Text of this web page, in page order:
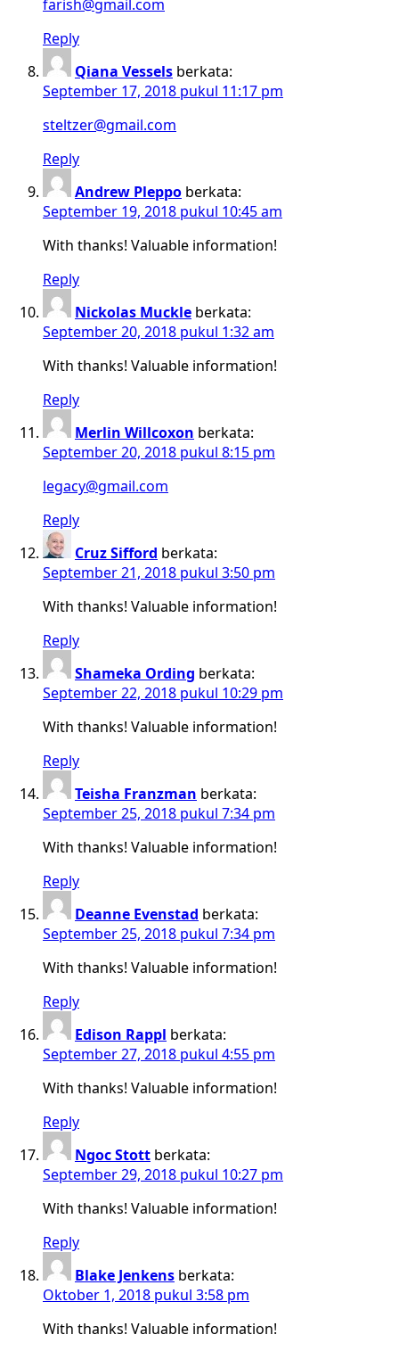
farish@gmail.com
Reply
Qiana Vessels berkata:
September 17, 2018 pukul 11:17 pm
steltzer@gmail.com
Reply
Andrew Pleppo berkata:
September 19, 2018 pukul 10:45 am
With thanks! Valuable information!
Reply
Nickolas Muckle berkata:
September 20, 2018 pukul 1:32 am
With thanks! Valuable information!
Reply
Merlin Willcoxon berkata:
September 20, 2018 pukul 8:15 pm
legacy@gmail.com
Reply
Cruz Sifford berkata:
September 21, 2018 pukul 3:50 pm
With thanks! Valuable information!
Reply
Shameka Ording berkata:
September 22, 2018 pukul 10:29 pm
With thanks! Valuable information!
Reply
Teisha Franzman berkata:
September 25, 2018 pukul 7:34 pm
With thanks! Valuable information!
Reply
Deanne Evenstad berkata:
September 25, 2018 pukul 7:34 pm
With thanks! Valuable information!
Reply
Edison Rappl berkata:
September 27, 2018 pukul 4:55 pm
With thanks! Valuable information!
Reply
Ngoc Stott berkata:
September 29, 2018 pukul 10:27 pm
With thanks! Valuable information!
Reply
Blake Jenkens berkata:
Oktober 1, 2018 pukul 3:58 pm
With thanks! Valuable information!